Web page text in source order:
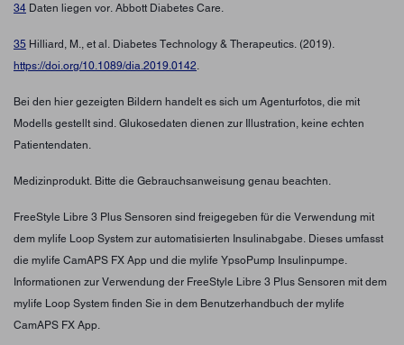
34 Daten liegen vor. Abbott Diabetes Care.
35 Hilliard, M., et al. Diabetes Technology & Therapeutics. (2019).
https://doi.org/10.1089/dia.2019.0142.
Bei den hier gezeigten Bildern handelt es sich um Agenturfotos, die mit
Modells gestellt sind. Glukosedaten dienen zur Illustration, keine echten
Patientendaten.
Medizinprodukt. Bitte die Gebrauchsanweisung genau beachten.
FreeStyle Libre 3 Plus Sensoren sind freigegeben für die Verwendung mit
dem mylife Loop System zur automatisierten Insulinabgabe. Dieses umfasst
die mylife CamAPS FX App und die mylife YpsoPump Insulinpumpe.
Informationen zur Verwendung der FreeStyle Libre 3 Plus Sensoren mit dem
mylife Loop System finden Sie in dem Benutzerhandbuch der mylife
CamAPS FX App.